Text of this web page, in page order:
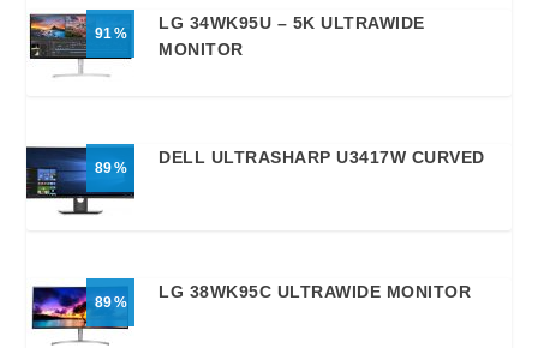
91
LG 34WK95U – 5K ULTRAWIDE
MONITOR
89
DELL ULTRASHARP U3417W CURVED
89
LG 38WK95C ULTRAWIDE MONITOR